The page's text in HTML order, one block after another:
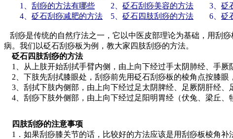
1、 刮痧的方法有哪些 2、 砭石刮痧美容的方法 3、 砭
4、 砭石刮痧减肥的方法 5、 砭石四肢刮痧的方法 6、 砭
刮痧是传统的自然疗法之一，它以中医皮部理论为基础，用刮
病。我们以砭石刮痧板为例，教大家四肢刮痧的方法。
砭石四肢刮痧的方法
1、从上肢开始刮拭手臂内侧，由上向下经过手太阴肺经、手厥
2、下肢先刮拭膝眼处，刮痧前先用砭石刮痧板的棱角点按膝眼
3、刮拭下肢内侧部，由上向下经过足太阴脾经、足厥阴肝经、
4、刮痧下肢外侧部，由上向下经过足阳明胃经（伏兔、梁丘、
四肢刮痧的注意事项
1．如果刮痧膝关节的话，比较好的方法应该是用刮痧板棱角补